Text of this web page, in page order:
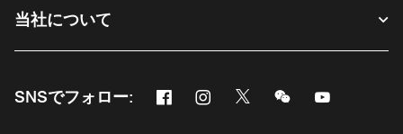
当社について
SNSでフォロー: Facebook
新しいウィンドウで開く
Instagram
新しいウィンドウで開く
Twitter
新しいウィンドウで開く
Messenger
新しいウィンドウ
新しいウィ